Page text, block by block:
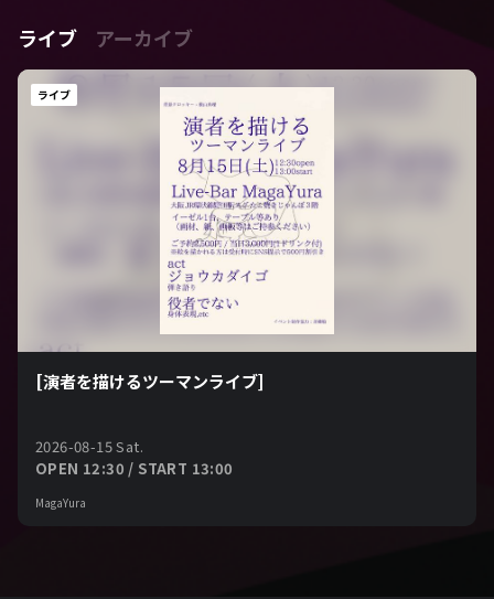
ライブ アーカイブ
ライブ
[演者を描けるツーマンライブ]
2026-08-15 Sat.
OPEN 12:30 / START 13:00
MagaYura